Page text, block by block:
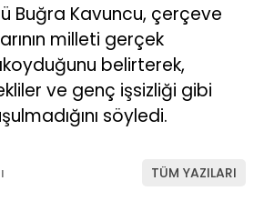
Buğra Kavuncu, çerçeve
milleti gerçek
belirterek,
ve genç işsizliği gibi
söyledi.
TÜM YAZILARI